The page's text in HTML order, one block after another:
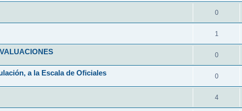
0
1
0
a la Escala de Oficiales 0
4